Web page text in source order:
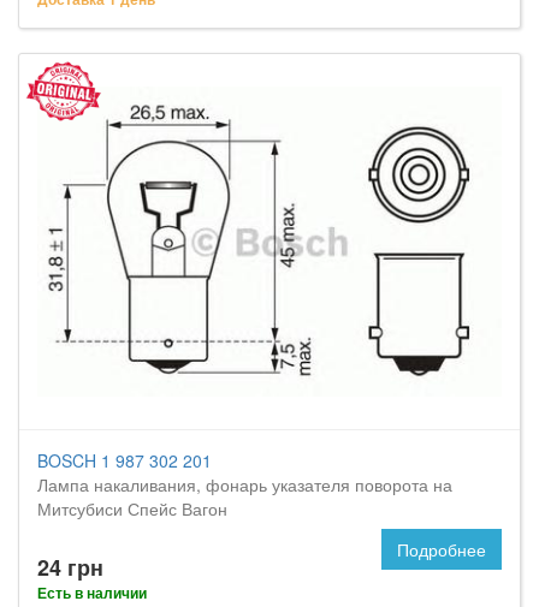
BOSCH 1 987 302 201
Лампа накаливания, фонарь указателя поворота на
Митсубиси Спейс Вагон
24 грн
Есть в наличии
Подробнее